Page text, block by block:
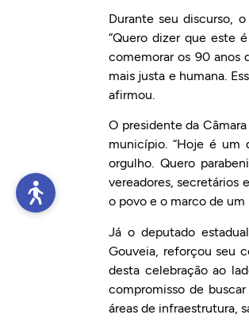
Durante seu discurso,
“Quero dizer que este
comemorar os 90 anos
mais justa e humana.
afirmou.
O presidente da
município. “Hoje é um
orgulho. Quero
vereadores, secretários
o povo e o marco de um
Já o deputado
Gouveia, reforçou seu
desta celebração ao
compromisso de
áreas de infraestrutura,